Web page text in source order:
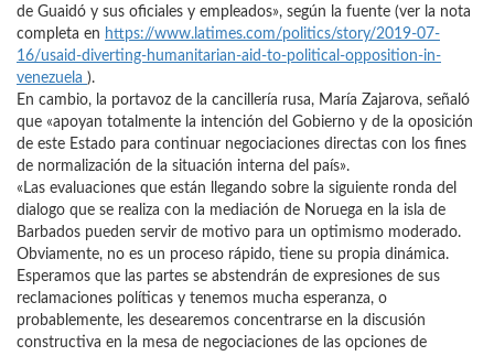
de Guaidó y sus oficiales y empleados», según la fuente (ver la nota
completa en https://www.latimes.com/politics/story/2019-07-
16/usaid-diverting-humanitarian-aid-to-political-opposition-in-
venezuela ).
En cambio, la portavoz de la cancillería rusa, María Zajarova, señaló
que «apoyan totalmente la intención del Gobierno y de la oposición
de este Estado para continuar negociaciones directas con los fines
de normalización de la situación interna del país».
«Las evaluaciones que están llegando sobre la siguiente ronda del
dialogo que se realiza con la mediación de Noruega en la isla de
Barbados pueden servir de motivo para un optimismo moderado.
Obviamente, no es un proceso rápido, tiene su propia dinámica.
Esperamos que las partes se abstendrán de expresiones de sus
reclamaciones políticas y tenemos mucha esperanza, o
probablemente, les desearemos concentrarse en la discusión
constructiva en la mesa de negociaciones de las opciones de